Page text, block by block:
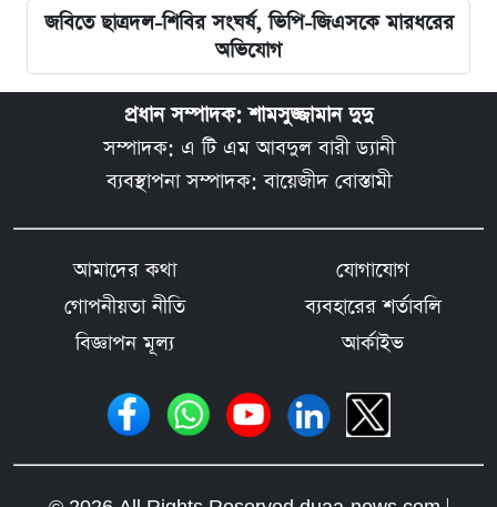
জবিতে ছাত্রদল-শিবির সংঘর্ষ, ভিপি-জিএসকে মারধরের
অভিযোগ
প্রধান সম্পাদক: শামসুজ্জামান দুদু
সম্পাদক: এ টি এম আবদুল বারী ড্যানী
ব্যবস্থাপনা সম্পাদক: বায়েজীদ বোস্তামী
আমাদের কথা
যোগাযোগ
গোপনীয়তা নীতি
ব্যবহারের শর্তাবলি
বিজ্ঞাপন মূল্য
আর্কাইভ